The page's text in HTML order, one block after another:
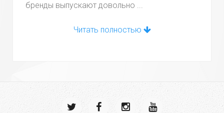
бренды выпускают довольно ...
Читать полностью